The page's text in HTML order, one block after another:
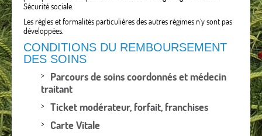
Sécurité sociale.
Les règles et formalités particulières des autres régimes n’y sont pas
développées.
CONDITIONS DU REMBOURSEMENT
DES SOINS
Parcours de soins coordonnés et médecin
traitant
Ticket modérateur, forfait, franchises
Carte Vitale